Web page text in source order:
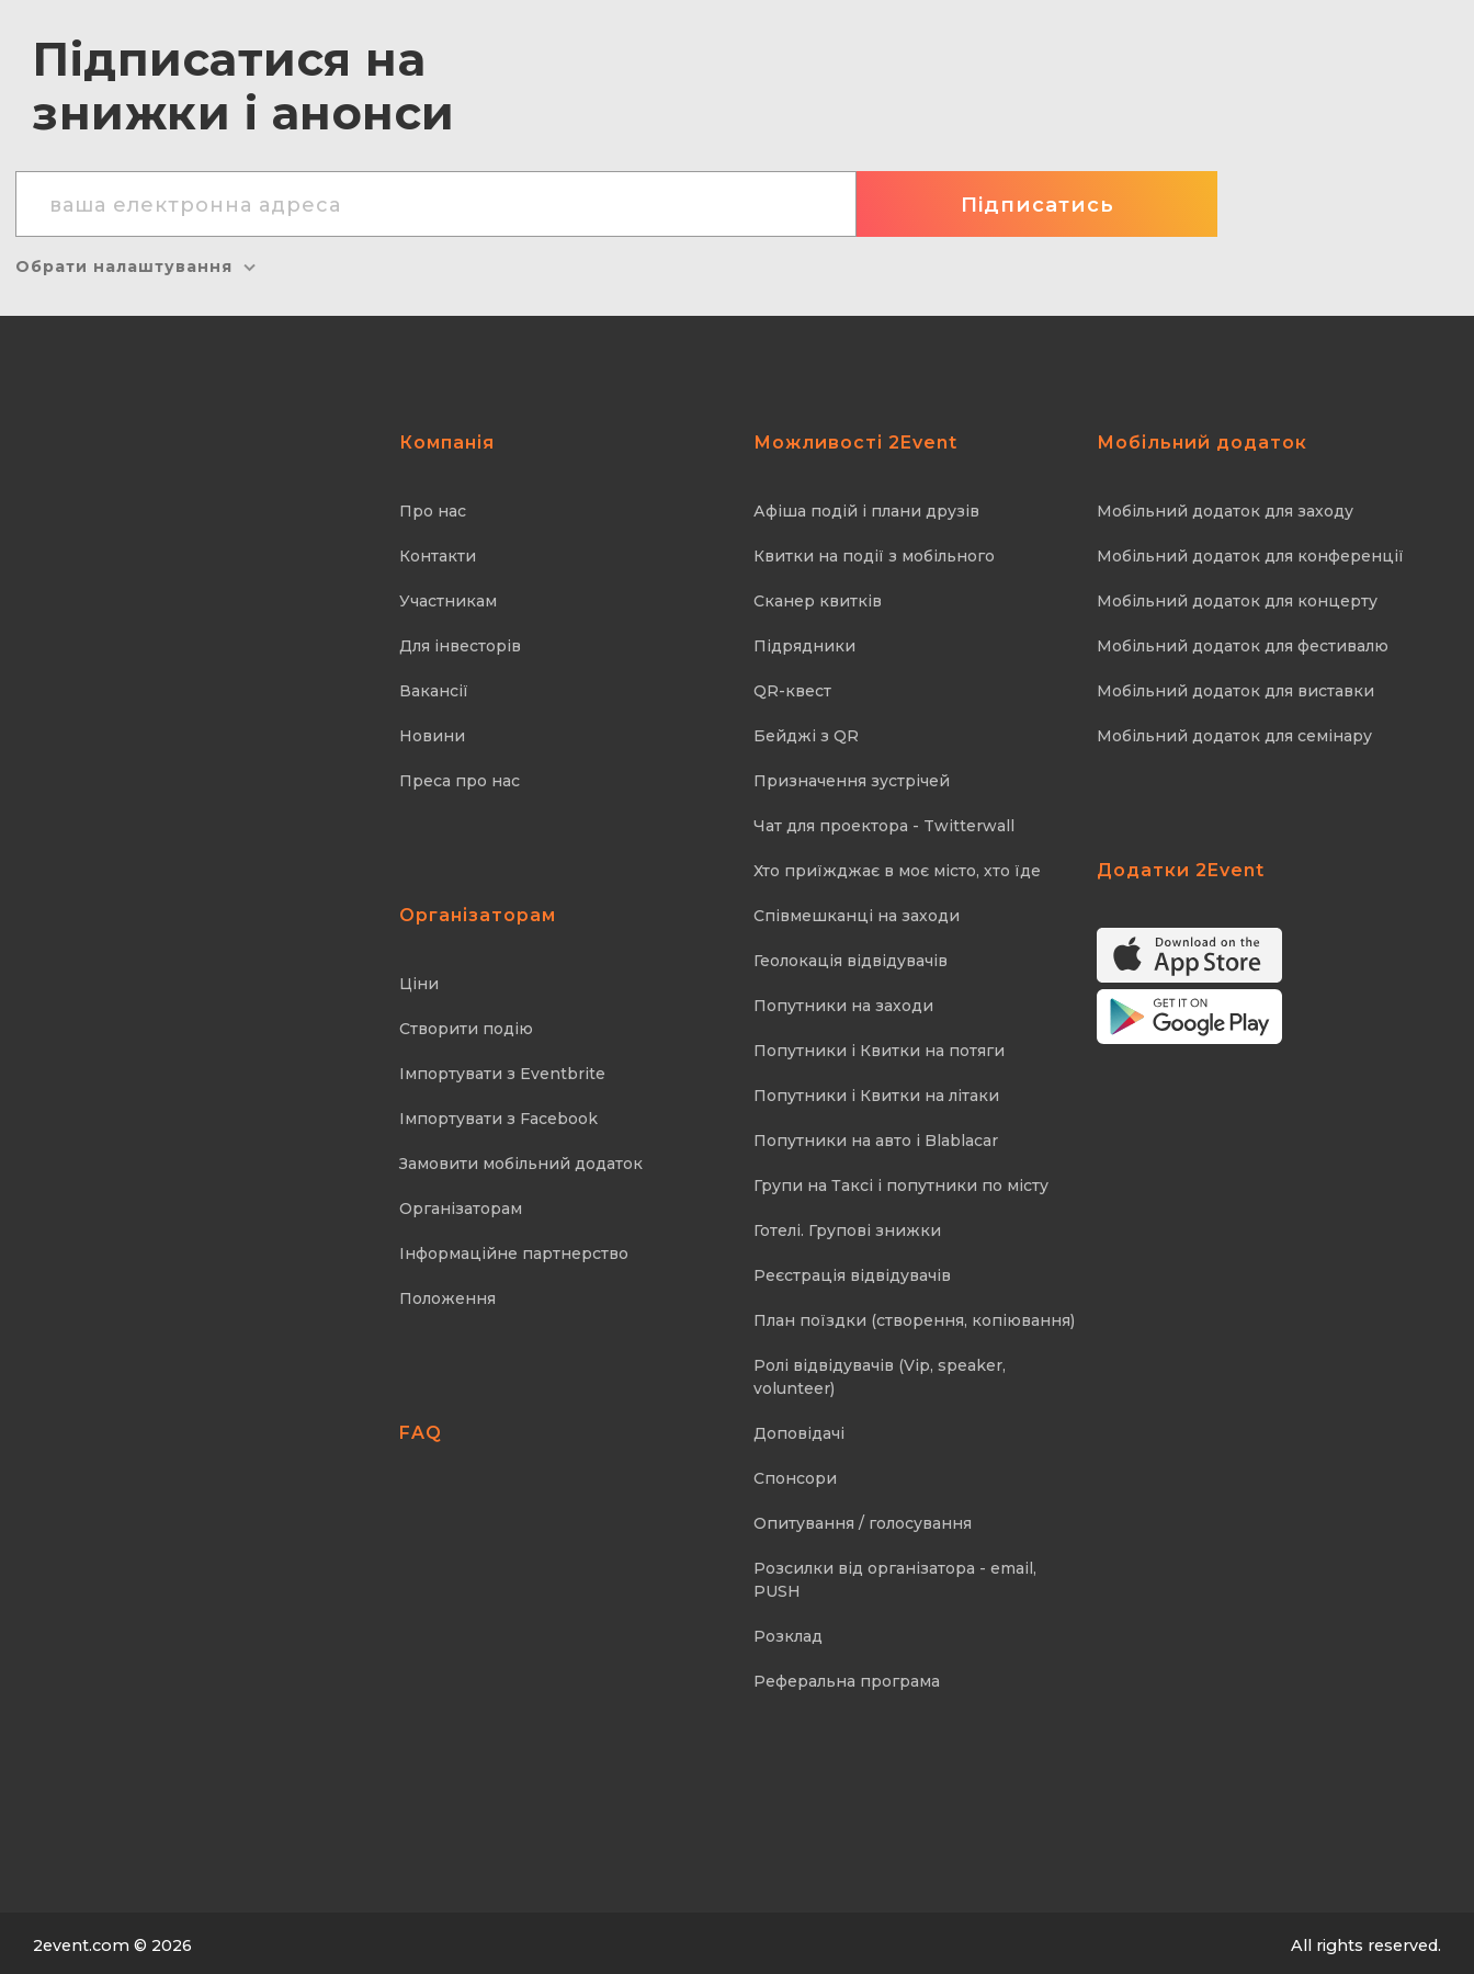
Підписатися на
знижки і анонси
Обрати налаштування
Компанія
Про нас
Контакти
Участникам
Для інвесторів
Вакансії
Новини
Преса про нас
Організаторам
Ціни
Створити подію
Імпортувати з Eventbrite
Імпортувати з Facebook
Замовити мобільний додаток
Організаторам
Інформаційне партнерство
Положення
FAQ
Можливості 2Event
Афіша подій і плани друзів
Квитки на події з мобільного
Cканер квитків
Підрядники
QR-квест
Бейджі з QR
Призначення зустрічей
Чат для проектора - Twitterwall
Хто приїжджає в моє місто, хто їде
Співмешканці на заходи
Геолокація відвідувачів
Попутники на заходи
Попутники і Квитки на потяги
Попутники і Квитки на літаки
Попутники на авто і Blablacar
Групи на Таксі і попутники по місту
Готелі. Групові знижки
Реєстрація відвідувачів
План поїздки (створення, копіювання)
Ролі відвідувачів (Vip, speaker,
volunteer)
Доповідачі
Спонсори
Опитування / голосування
Розсилки від організатора - email,
PUSH
Розклад
Реферальна програма
Мобільний додаток
Мобільний додаток для заходу
Мобільний додаток для конференції
Мобільний додаток для концерту
Мобільний додаток для фестивалю
Мобільний додаток для виставки
Мобільний додаток для семінару
Додатки 2Event
2event.com © 2026 All rights reserved.